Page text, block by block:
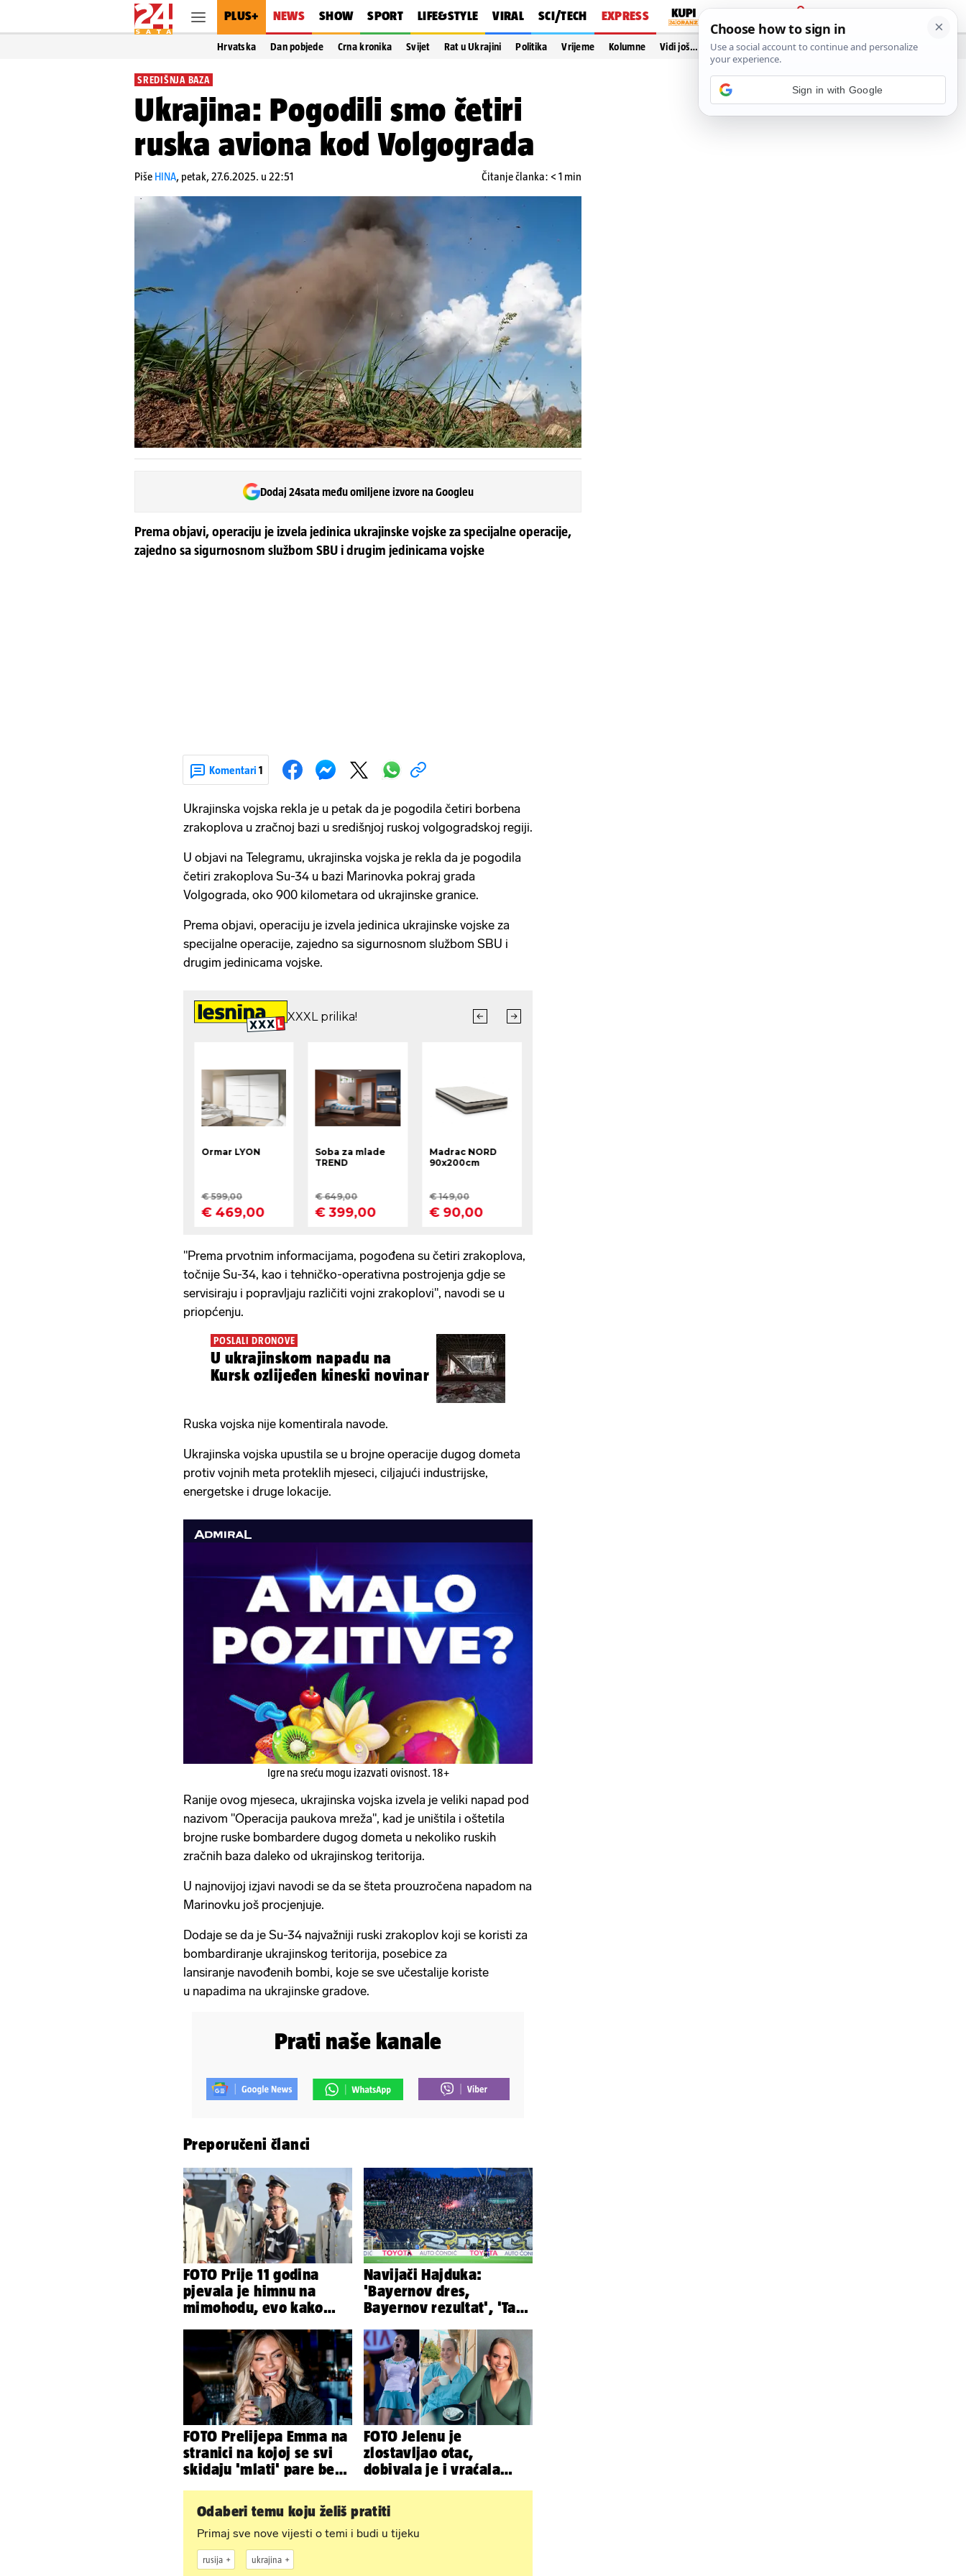
PLUS+ NEWS SHOW SPORT LIFE&STYLE VIRAL SCI/TECH EXPRESS
PRIJAVA
Hrvatska Dan pobjede Crna kronika Svijet Rat u Ukrajini Politika Vrijeme Kolumne Vidi još…
SREDIŠNJA BAZA
Ukrajina: Pogodili smo četiri
ruska aviona kod Volgograda
Piše HINA, petak, 27.6.2025. u 22:51 Čitanje članka: < 1 min
Dodaj 24sata među omiljene izvore na Googleu
Prema objavi, operaciju je izvela jedinica ukrajinske vojske za specijalne operacije,
zajedno sa sigurnosnom službom SBU i drugim jedinicama vojske
Komentari 1
Ukrajinska vojska rekla je u petak da je pogodila četiri borbena
zrakoplova u zračnoj bazi u središnjoj ruskoj volgogradskoj regiji.
U objavi na Telegramu, ukrajinska vojska je rekla da je pogodila
četiri zrakoplova Su-34 u bazi Marinovka pokraj grada
Volgograda, oko 900 kilometara od ukrajinske granice.
Prema objavi, operaciju je izvela jedinica ukrajinske vojske za
specijalne operacije, zajedno sa sigurnosnom službom SBU i
drugim jedinicama vojske.
"Prema prvotnim informacijama, pogođena su četiri zrakoplova,
točnije Su-34, kao i tehničko-operativna postrojenja gdje se
servisiraju i popravljaju različiti vojni zrakoplovi", navodi se u
priopćenju.
POSLALI DRONOVE
U ukrajinskom napadu na
Kursk ozlijeđen kineski novinar
Ruska vojska nije komentirala navode.
Ukrajinska vojska upustila se u brojne operacije dugog dometa
protiv vojnih meta proteklih mjeseci, ciljajući industrijske,
energetske i druge lokacije.
Igre na sreću mogu izazvati ovisnost. 18+
Ranije ovog mjeseca, ukrajinska vojska izvela je veliki napad pod
nazivom "Operacija paukova mreža", kad je uništila i oštetila
brojne ruske bombardere dugog dometa u nekoliko ruskih
zračnih baza daleko od ukrajinskog teritorija.
U najnovijoj izjavi navodi se da se šteta prouzročena napadom na
Marinovku još procjenjuje.
Dodaje se da je Su-34 najvažniji ruski zrakoplov koji se koristi za
bombardiranje ukrajinskog teritorija, posebice za
lansiranje navođenih bombi, koje se sve učestalije koriste
u napadima na ukrajinske gradove.
Prati naše kanale
Preporučeni članci
FOTO Prije 11 godina
pjevala je himnu na
mimohodu, evo kako
Negovetić
Navijači Hajduka:
'Bayernov dres,
Bayernov rezultat', 'Taj
Perišić'
FOTO Prelijepa Emma na
stranici na kojoj se svi
skidaju 'mlati' pare bez
FOTO Jelenu je
zlostavljao otac,
dobivala je i vraćala
tukao šakama'
Odaberi temu koju želiš pratiti
Primaj sve nove vijesti o temi i budi u tijeku
rusija ukrajina
Sign in with Google